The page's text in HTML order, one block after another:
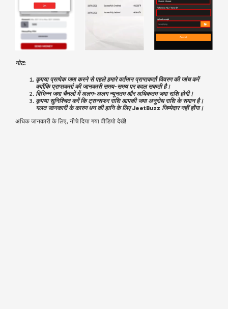
नोट:
कृपया प्रत्येक जमा करने से पहले हमारे वर्तमान प्राप्तकर्ता विवरण की जांच करें
क्योंकि प्राप्तकर्ता की जानकारी समय-समय पर बदल सकती है।
विभिन्न जमा चैनलों में अलग-अलग न्यूनतम और अधिकतम जमा राशि होगी।
कृपया सुनिश्चित करें कि ट्रान्सफर राशि आपकी जमा अनुरोध राशि के समान है।
गलत जानकारी के कारण धन की हानि के लिए JeetBuzz जिम्मेदार नहीं होंगा।
अधिक जानकारी के लिए, नीचे दिया गया वीडियो देखें!